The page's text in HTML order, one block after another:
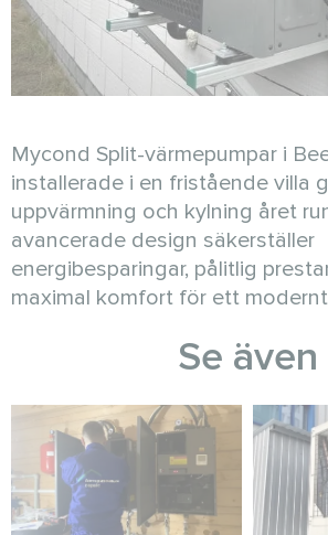
Mycond Split-värmepumpar i
installerade i en fristående villa
uppvärmning och kylning året
avancerade design säkerställer
energibesparingar, pålitlig
maximal komfort för ett
Se även